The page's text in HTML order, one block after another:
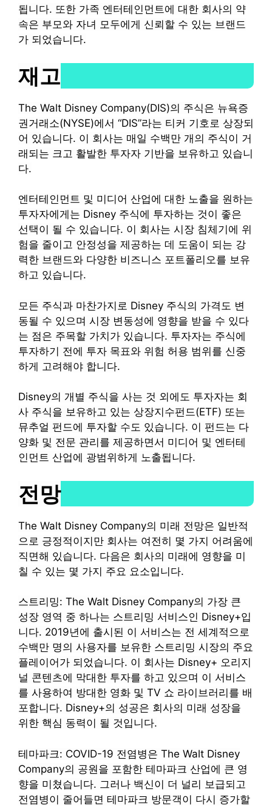
됩니다. 또한 가족 엔터테인먼트에 대한 회사의 약
속은 부모와 자녀 모두에게 신뢰할 수 있는 브랜드
가 되었습니다.
재고
The Walt Disney Company(DIS)의 주식은 뉴욕증
권거래소(NYSE)에서 “DIS”라는 티커 기호로 상장되
어 있습니다. 이 회사는 매일 수백만 개의 주식이 거
래되는 크고 활발한 투자자 기반을 보유하고 있습니
다.
엔터테인먼트 및 미디어 산업에 대한 노출을 원하는
투자자에게는 Disney 주식에 투자하는 것이 좋은
선택이 될 수 있습니다. 이 회사는 시장 침체기에 위
험을 줄이고 안정성을 제공하는 데 도움이 되는 강
력한 브랜드와 다양한 비즈니스 포트폴리오를 보유
하고 있습니다.
모든 주식과 마찬가지로 Disney 주식의 가격도 변
동될 수 있으며 시장 변동성에 영향을 받을 수 있다
는 점은 주목할 가치가 있습니다. 투자자는 주식에
투자하기 전에 투자 목표와 위험 허용 범위를 신중
하게 고려해야 합니다.
Disney의 개별 주식을 사는 것 외에도 투자자는 회
사 주식을 보유하고 있는 상장지수펀드(ETF) 또는
뮤추얼 펀드에 투자할 수도 있습니다. 이 펀드는 다
양화 및 전문 관리를 제공하면서 미디어 및 엔터테
인먼트 산업에 광범위하게 노출됩니다.
전망
The Walt Disney Company의 미래 전망은 일반적
으로 긍정적이지만 회사는 여전히 몇 가지 어려움에
직면해 있습니다. 다음은 회사의 미래에 영향을 미
칠 수 있는 몇 가지 주요 요소입니다.
스트리밍: The Walt Disney Company의 가장 큰
성장 영역 중 하나는 스트리밍 서비스인 Disney+입
니다. 2019년에 출시된 이 서비스는 전 세계적으로
수백만 명의 사용자를 보유한 스트리밍 시장의 주요
플레이어가 되었습니다. 이 회사는 Disney+ 오리지
널 콘텐츠에 막대한 투자를 하고 있으며 이 서비스
를 사용하여 방대한 영화 및 TV 쇼 라이브러리를 배
포합니다. Disney+의 성공은 회사의 미래 성장을
위한 핵심 동력이 될 것입니다.
테마파크: COVID-19 전염병은 The Walt Disney
Company의 공원을 포함한 테마파크 산업에 큰 영
향을 미쳤습니다. 그러나 백신이 더 널리 보급되고
전염병이 줄어들면 테마파크 방문객이 다시 증가할